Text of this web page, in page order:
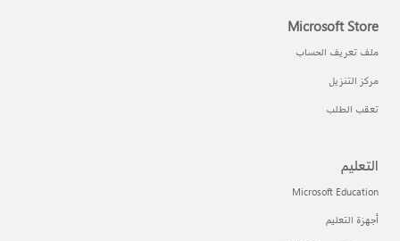
Microsoft Store
ملف تعريف الحساب
مركز التنزيل
تعقب الطلب
التعليم
Microsoft Education
أجهزة التعليم